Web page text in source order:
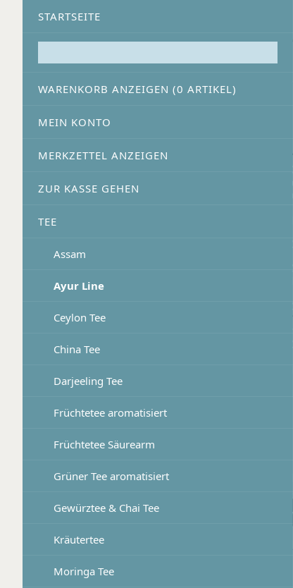
STARTSEITE
WARENKORB ANZEIGEN (0 ARTIKEL)
MEIN KONTO
MERKZETTEL ANZEIGEN
ZUR KASSE GEHEN
TEE
Assam
Ayur Line
Ceylon Tee
China Tee
Darjeeling Tee
Früchtetee aromatisiert
Früchtetee Säurearm
Grüner Tee aromatisiert
Gewürztee & Chai Tee
Kräutertee
Moringa Tee